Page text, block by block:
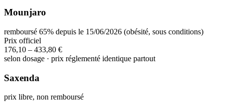
Mounjaro
remboursé 65% depuis le 15/06/2026 (obésité, sous conditions)
Prix officiel
176,10 – 433,80 €
selon dosage · prix réglementé identique partout
Saxenda
prix libre, non remboursé